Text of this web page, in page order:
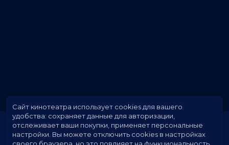
Сайт кинотеатра использует cookies для вашего
удобства: сохраняет данные для авторизации,
отслеживает ваши покупки, применяет персональные
настройки. Вы можете отключить cookies в настройках